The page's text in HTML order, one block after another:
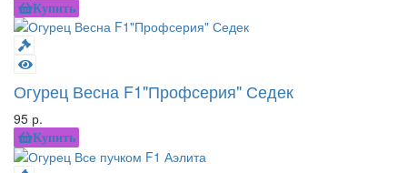
Купить
Огурец Весна F1"Профсерия" Седек
95 р.
Купить